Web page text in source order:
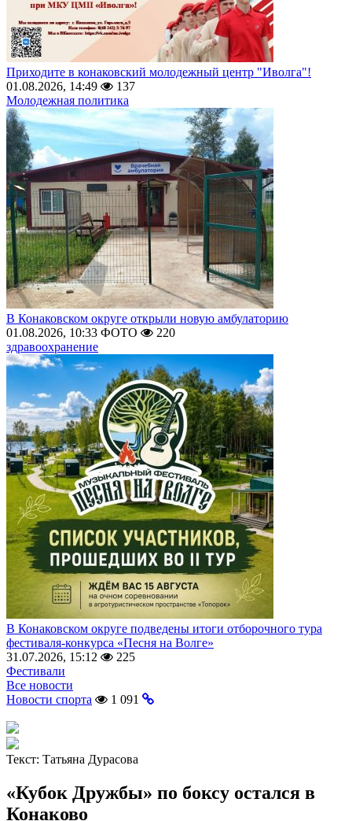
Приходите в конаковский молодежный центр "Иволга"!
01.08.2026, 14:49
137
Молодежная политика
В Конаковском округе открыли новую амбулаторию
01.08.2026, 10:33 ФОТО
220
здравоохранение
В Конаковском округе подведены итоги отборочного тура
фестиваля-конкурса «Песня на Волге»
31.07.2026, 15:12
225
Фестивали
Все новости
Новости спорта
1 091
Текст: Татьяна Дурасова
«Кубок Дружбы» по боксу остался в
Конаково